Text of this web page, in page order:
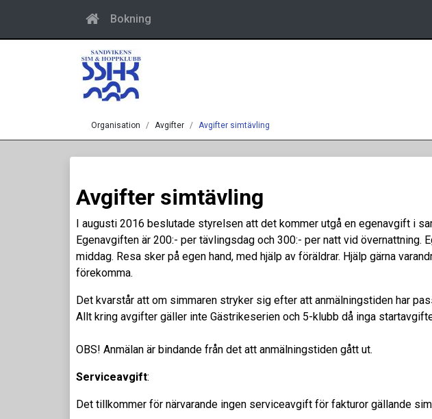
Bokning
Organisation Avgifter Avgifter simtävling
Avgifter simtävling
I augusti 2016 beslutade styrelsen att det kommer utgå en egenavgift i
Egenavgiften är 200:- per tävlingsdag och 300:- per natt vid
middag. Resa sker på egen hand, med hjälp av föräldrar. Hjälp gärna
förekomma.
Det kvarstår att om simmaren stryker sig efter att anmälningstiden har
Allt kring avgifter gäller inte Gästrikeserien och 5-klubb då inga
OBS! Anmälan är bindande från det att anmälningstiden gått ut.
Serviceavgift:
Det tillkommer för närvarande ingen serviceavgift för fakturor gällande